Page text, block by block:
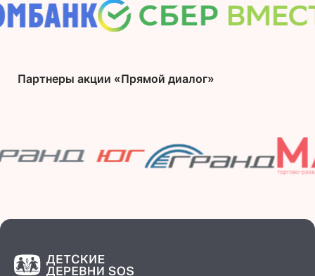
Партнеры акции «Прямой диалог»